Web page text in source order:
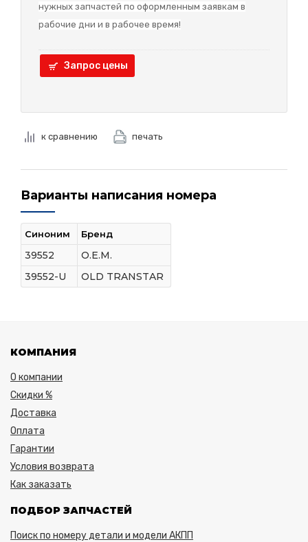
нужных запчастей по оформленным заявкам в
рабочие дни и в рабочее время!
Запрос цены
к сравнению печать
Варианты написания номера
Синоним Бренд
39552
O.E.M.
39552-U
OLD TRANSTAR
КОМПАНИЯ
О компании
Скидки %
Доставка
Оплата
Гарантии
Условия возврата
Как заказать
ПОДБОР ЗАПЧАСТЕЙ
Поиск по номеру детали и модели АКПП